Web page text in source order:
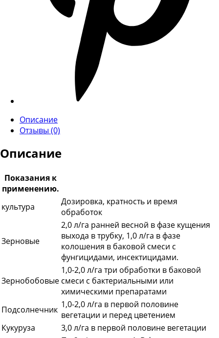
Описание
Отзывы (0)
Описание
Показания к
применению.
культура
Дозировка, кратность и время
обработок
Зерновые
2,0 л/га ранней весной в фазе кущения
выхода в трубку, 1,0 л/га в фазе
колошения в баковой смеси с
фунгицидами, инсектицидами.
Зернобобовые
1,0-2,0 л/га три обработки в баковой
смеси с бактериальными или
химическими препаратами
Подсолнечник 1,0-2,0 л/га в первой половине
вегетации и перед цветением
Кукуруза
3,0 л/га в первой половине вегетации